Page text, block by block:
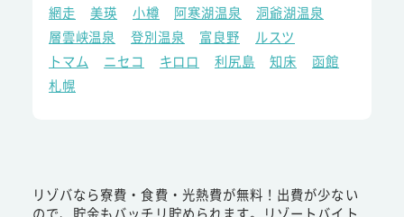
網走
美瑛 小樽 阿寒湖温泉
洞爺湖温泉
層雲峡温泉
登別温泉 富良野
ルスツ
トマム
ニセコ キロロ 利尻島 知床
函館
札幌
リゾバなら寮費・食費・光熱費が無料！出費が少ない
ので、貯金もバッチリ貯められます。リゾートバイト